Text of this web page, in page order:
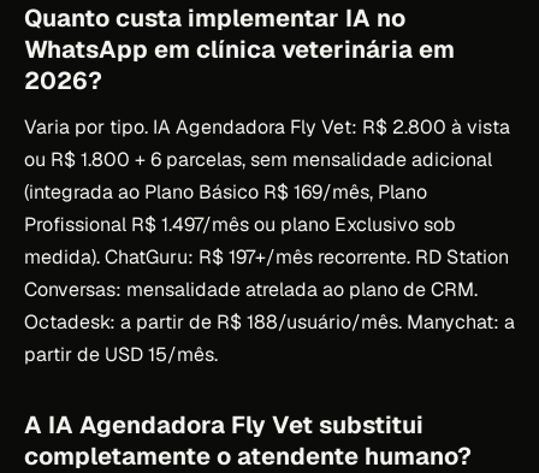
Quanto custa implementar IA no
WhatsApp em clínica veterinária em
2026?
Varia por tipo. IA Agendadora Fly Vet: R$ 2.800 à vista
ou R$ 1.800 + 6 parcelas, sem mensalidade adicional
(integrada ao Plano Básico R$ 169/mês, Plano
Profissional R$ 1.497/mês ou plano Exclusivo sob
medida). ChatGuru: R$ 197+/mês recorrente. RD Station
Conversas: mensalidade atrelada ao plano de CRM.
Octadesk: a partir de R$ 188/usuário/mês. Manychat: a
partir de USD 15/mês.
A IA Agendadora Fly Vet substitui
completamente o atendente humano?